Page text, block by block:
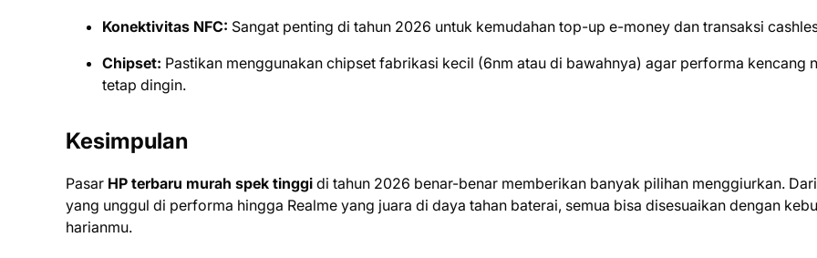
Konektivitas NFC: Sangat penting di tahun 2026 untuk kemudahan top-up e-money dan transaksi
Chipset: Pastikan menggunakan chipset fabrikasi kecil (6nm atau di bawahnya) agar performa kencang
tetap dingin.
Kesimpulan
Pasar HP terbaru murah spek tinggi di tahun 2026 benar-benar memberikan banyak pilihan menggiurkan.
yang unggul di performa hingga Realme yang juara di daya tahan baterai, semua bisa disesuaikan dengan
harianmu.